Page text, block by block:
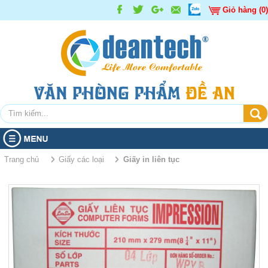
Giỏ hàng (0)
TRANG CHỦ
Giấy các loại
Giấy in - photocopy
Giấy than
Giấy decal, tem nhãn
Bút các loại
GIỚI THIỆU
KHUYẾN MÃI
Sản phẩm Khuyến mãi
TIN TỨC
Trang chủ Giấy các loại Giấy in liên tục